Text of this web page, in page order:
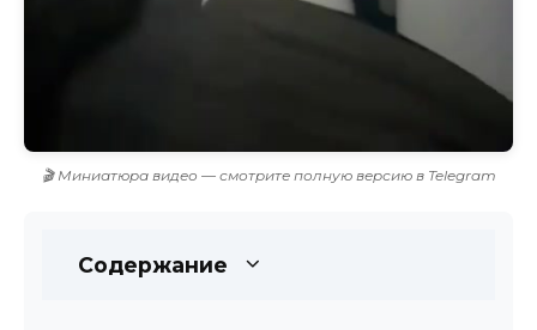
🎬 Миниатюра видео — смотрите полную версию в Telegram
Содержание